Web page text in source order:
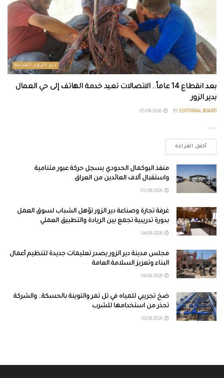
دير الزور المدينة
بعد انقطاع 14 عاماً.. الاتصالات تعيد خدمة الهاتف إلى حي العمال
بدير الزور
BY EDITORIAL BOARD
...
أكمل القراءة
منفذ البوكمال الحدودي يسجل حركة عبور متنامية
واستقبال آلاف العائدين من العراق
غرفة تجارة وصناعة دير الزور تؤهل الشباب لسوق العمل
بدورة تدريبية تجمع بين الريادة والتطبيق العملي
مجلس مدينة دير الزور يصدر تعليمات جديدة لتنظيم أعمال
البناء وتعزيز السلامة العامة
ضخ تجريبي للمياه في تل تمر والتوينة بالحسكة.. والشركة
تحذر من استخدامها للشرب